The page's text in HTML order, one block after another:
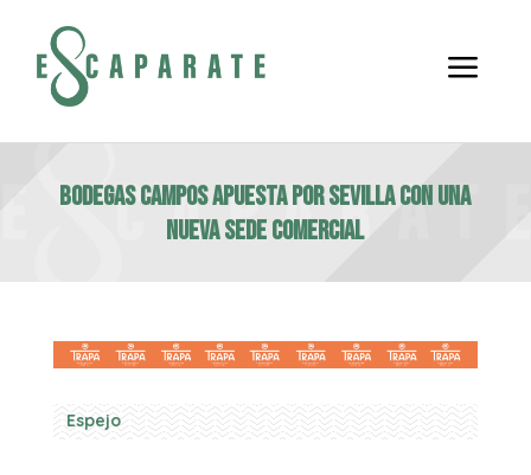
a
BODEGAS CAMPOS APUESTA POR SEVILLA CON UNA
NUEVA SEDE COMERCIAL
Espejo